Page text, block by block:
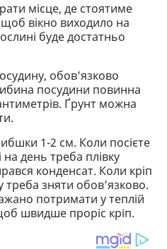
місце, де стоятиме
вікно виходило на
буде достатньо
обов’язково
посудини повинна
Ґрунт можна
1-2 см. Коли посієте
на день треба плівку
конденсат. Коли кріп
треба зняти обов’язково.
потримати у теплій
швидше проріс кріп.